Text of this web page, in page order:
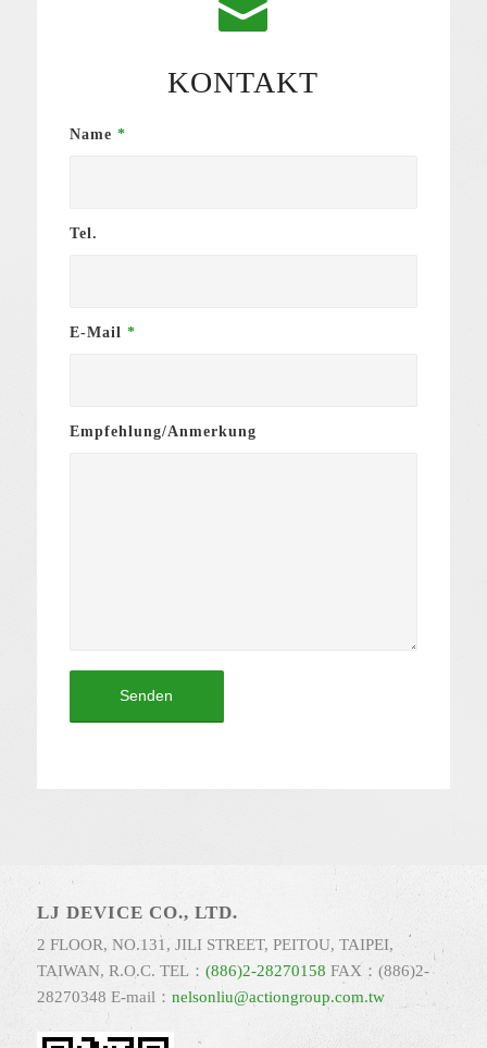
KONTAKT
Name *
Tel.
E-Mail *
Empfehlung/Anmerkung
LJ DEVICE CO., LTD.
2 FLOOR, NO.131, JILI STREET, PEITOU, TAIPEI,
TAIWAN, R.O.C. TEL： (886)2-28270158 FAX：(886)2-
28270348 E-mail： nelsonliu@actiongroup.com.tw